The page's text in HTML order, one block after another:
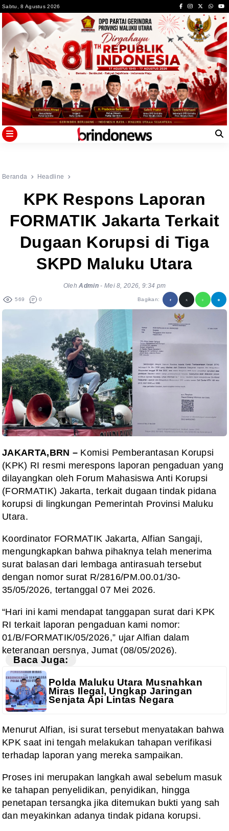
to
content
Sabtu, 8 Agustus 2026
Beranda Headline
KPK Respons Laporan
FORMATIK Jakarta Terkait
Dugaan Korupsi di Tiga
SKPD Maluku Utara
OlehAdmin - Mei 8, 2026, 9:34 pm
569 0 Bagikan:
JAKARTA,BRN – Komisi Pemberantasan Korupsi
(KPK) RI resmi merespons laporan pengaduan yang
dilayangkan oleh Forum Mahasiswa Anti Korupsi
(FORMATIK) Jakarta, terkait dugaan tindak pidana
korupsi di lingkungan Pemerintah Provinsi Maluku
Utara.
Koordinator FORMATIK Jakarta, Alfian Sangaji,
mengungkapkan bahwa pihaknya telah menerima
surat balasan dari lembaga antirasuah tersebut
dengan nomor surat R/2816/PM.00.01/30-
35/05/2026, tertanggal 07 Mei 2026.
“Hari ini kami mendapat tanggapan surat dari KPK
RI terkait laporan pengaduan kami nomor:
01/B/FORMATIK/05/2026,” ujar Alfian dalam
keterangan persnya, Jumat (08/05/2026).
Baca Juga:
Polda Maluku Utara Musnahkan
Miras Ilegal, Ungkap Jaringan
Senjata Api Lintas Negara
Menurut Alfian, isi surat tersebut menyatakan bahwa
KPK saat ini tengah melakukan tahapan verifikasi
terhadap laporan yang mereka sampaikan.
Proses ini merupakan langkah awal sebelum masuk
ke tahapan penyelidikan, penyidikan, hingga
penetapan tersangka jika ditemukan bukti yang sah
dan meyakinkan adanya tindak pidana korupsi.